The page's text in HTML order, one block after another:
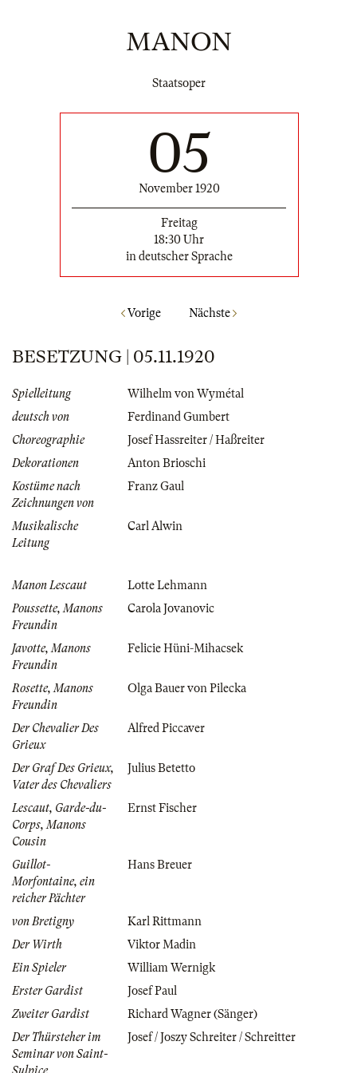
MANON
Staatsoper
05
November 1920
Freitag
18:30 Uhr
in deutscher Sprache
Vorige Nächste
BESETZUNG | 05.11.1920
Spielleitung
Wilhelm von Wymétal
deutsch von
Ferdinand Gumbert
Choreographie
Josef Hassreiter / Haßreiter
Dekorationen
Anton Brioschi
Kostüme nach
Zeichnungen von
Franz Gaul
Musikalische
Leitung
Carl Alwin
Manon Lescaut
Lotte Lehmann
Poussette, Manons
Freundin
Carola Jovanovic
Javotte, Manons
Freundin
Felicie Hüni-Mihacsek
Rosette, Manons
Freundin
Olga Bauer von Pilecka
Der Chevalier Des
Grieux
Alfred Piccaver
Der Graf Des Grieux,
Vater des Chevaliers
Julius Betetto
Lescaut, Garde-du-
Corps, Manons
Cousin
Ernst Fischer
Guillot-
Morfontaine, ein
reicher Pächter
Hans Breuer
von Bretigny
Karl Rittmann
Der Wirth
Viktor Madin
Ein Spieler
William Wernigk
Erster Gardist
Josef Paul
Zweiter Gardist
Richard Wagner (Sänger)
Der Thürsteher im
Seminar von Saint-
Josef / Joszy Schreiter / Schreitter